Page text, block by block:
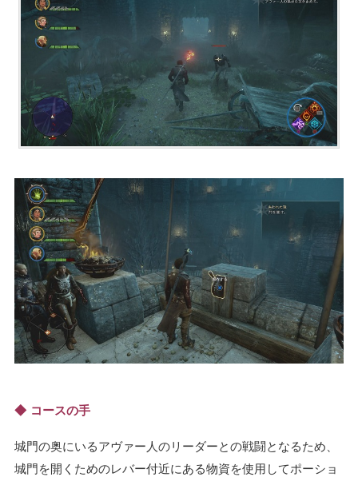
コースの手
城門の奥にいるアヴァー人のリーダーとの戦闘となるため、
城門を開くためのレバー付近にある物資を使用してポーショ